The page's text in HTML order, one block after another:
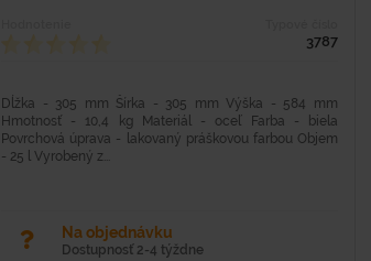
3787
Dĺžka - 305 mm Šírka - 305 mm Výška - 584 mm
Hmotnosť - 10,4 kg Materiál - oceľ Farba - biela
Povrchová úprava - lakovaný práškovou farbou Objem
- 25 l Vyrobený z...
Na objednávku
Dostupnosť 2-4 týždne